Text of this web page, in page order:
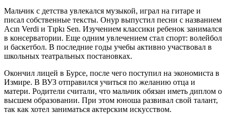
Мальчик с детства увлекался музыкой, играл на гитаре и
писал собственные тексты. Онур выпустил песни с названием
Acın Verdi и Tıpkı Sen. Изучением классики ребенок занимался
в консерватории. Еще одним увлечением стал спорт: волейбол
и баскетбол. В последние годы учебы активно участвовал в
школьных театральных постановках.
Окончил лицей в Бурсе, после чего поступил на экономиста в
Измире. В ВУЗ отправился учиться по желанию отца и
матери. Родители считали, что мальчик обязан иметь диплом о
высшем образовании. При этом юноша развивал свой талант,
так как хотел заниматься актерским искусством.